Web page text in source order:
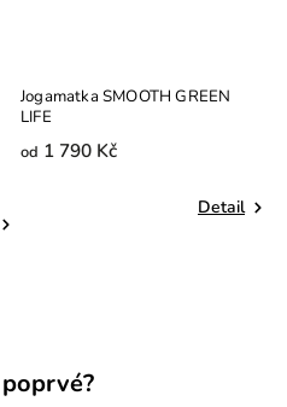
Jogamatka SMOOTH GREEN
LIFE
od 1 790 Kč
Detail